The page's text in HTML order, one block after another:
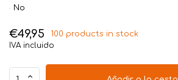
No
€49,95
100 products in stock
IVA incluido